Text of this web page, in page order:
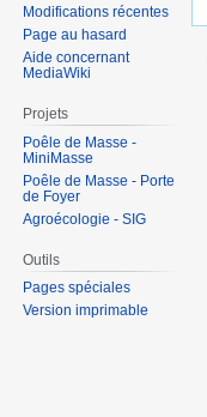
Modifications récentes
Page au hasard
Aide concernant
MediaWiki
Projets
Poêle de Masse -
MiniMasse
Poêle de Masse - Porte
de Foyer
Agroécologie - SIG
Outils
Pages spéciales
Version imprimable